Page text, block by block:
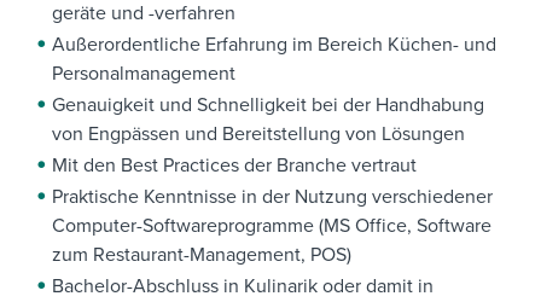
geräte und -verfahren
Außerordentliche Erfahrung im Bereich Küchen- und
Personalmanagement
Genauigkeit und Schnelligkeit bei der Handhabung
von Engpässen und Bereitstellung von Lösungen
Mit den Best Practices der Branche vertraut
Praktische Kenntnisse in der Nutzung verschiedener
Computer-Softwareprogramme (MS Office, Software
zum Restaurant-Management, POS)
Bachelor-Abschluss in Kulinarik oder damit in